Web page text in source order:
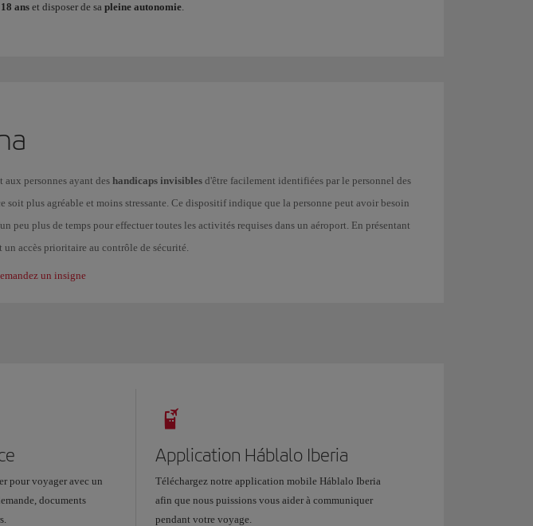
18 ans et disposer de sa pleine autonomie.
aux personnes ayant des handicaps invisibles d'être facilement identifiées par le personnel des
soit plus agréable et moins stressante. Ce dispositif indique que la personne peut avoir besoin
peu plus de temps pour effectuer toutes les activités requises dans un aéroport. En présentant
accès prioritaire au contrôle de sécurité.
un insigne
pour voyager avec un
documents
Application Háblalo Iberia
Téléchargez notre application mobile Háblalo Iberia
afin que nous puissions vous aider à communiquer
pendant votre voyage.